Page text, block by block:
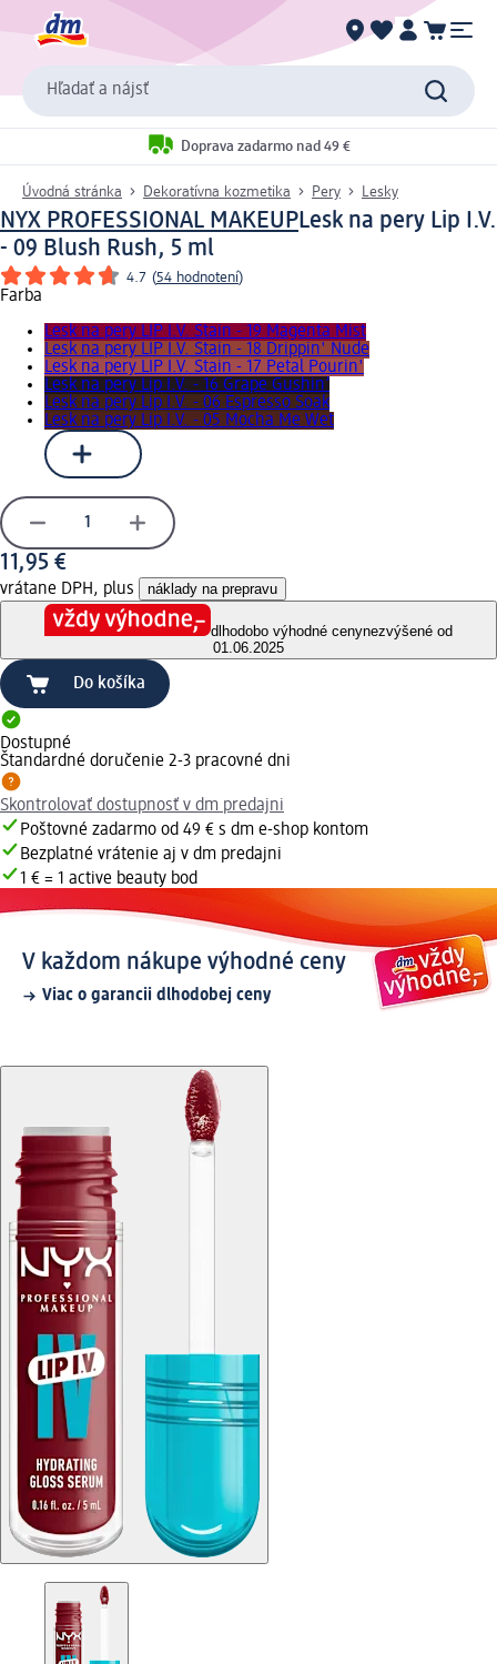
Hľadať a nájsť
Doprava zadarmo nad 49 €
Úvodná stránka Dekoratívna kozmetika Pery Lesky
NYX PROFESSIONAL MAKEUPLesk na pery Lip I.V.
- 09 Blush Rush, 5 ml
4.7 (54 hodnotení)
Farba
Lesk na pery LIP I.V. Stain - 19 Magenta Mist
Lesk na pery LIP I.V. Stain - 18 Drippin' Nude
Lesk na pery LIP I.V. Stain - 17 Petal Pourin'
Lesk na pery Lip I.V. - 16 Grape Gushin’
Lesk na pery Lip I.V. - 06 Espresso Soak
Lesk na pery Lip I.V. - 05 Mocha Me Wet
11,95 €
vrátane DPH, plus náklady na prepravu
dlhodobo výhodné cenynezvýšené od
01.06.2025
Do košíka
Dostupné
Štandardné doručenie 2-3 pracovné dni
Skontrolovať dostupnosť v dm predajni
Poštovné zadarmo od 49 € s dm e-shop kontom
Bezplatné vrátenie aj v dm predajni
1 € = 1 active beauty bod
V každom nákupe výhodné ceny
Viac o garancii dlhodobej ceny